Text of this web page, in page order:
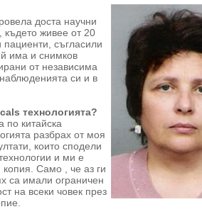
доста научни
където живее от 20
съгласили
има и снимков
от независима
си и в
технологията?
китайска
разбрах от моя
които сподели
и ми е
Само , че аз ги
са имали ограничен
на всеки човек през